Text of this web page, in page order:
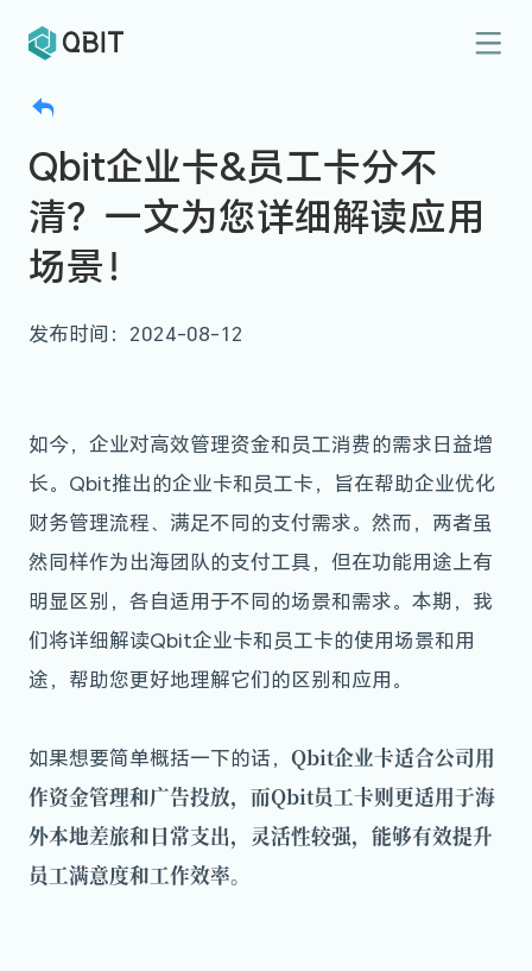
Qbit企业卡&员工卡分不
清？一文为您详细解读应用
场景！
发布时间：2024-08-12
如今，企业对高效管理资金和员工消费的需求日益增
长。Qbit推出的企业卡和员工卡，旨在帮助企业优化
财务管理流程、满足不同的支付需求。然而，两者虽
然同样作为出海团队的支付工具，但在功能用途上有
明显区别，各自适用于不同的场景和需求。本期，我
们将详细解读Qbit企业卡和员工卡的使用场景和用
途，帮助您更好地理解它们的区别和应用。
如果想要简单概括一下的话， Qbit企业卡适合公司用
作资金管理和广告投放，而Qbit员工卡则更适用于海
外本地差旅和日常支出，灵活性较强，能够有效提升
员工满意度和工作效率。